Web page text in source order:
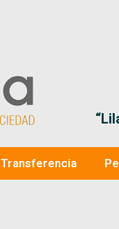
“Lila
Transferencia